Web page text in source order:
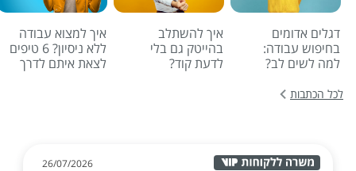
דגלים אדומים
בחיפוש עבודה:
למה לשים לב?
איך להשתלב
בהייטק גם בלי
לדעת קוד?
איך למצוא עבודה
ללא ניסיון? 6 טיפים
לצאת איתם לדרך
לכל הכתבות
26/07/2026